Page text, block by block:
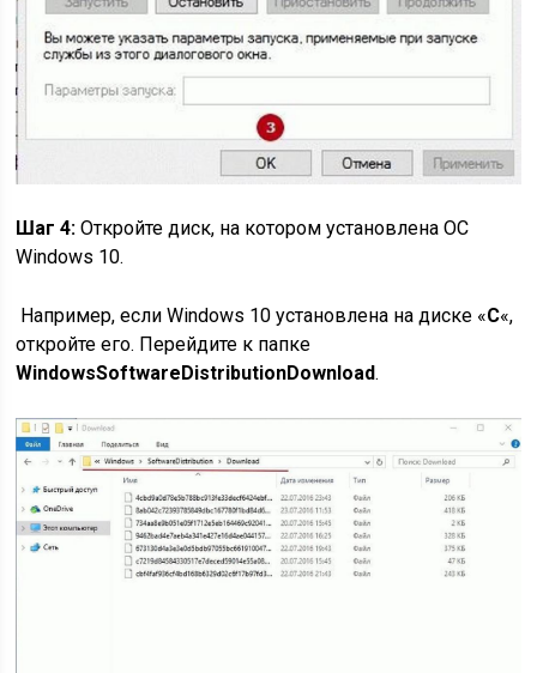
Шаг 4: Откройте диск, на котором установлена ​​ОС
Windows 10.
Например, если Windows 10 установлена ​​на диске «C«,
откройте его. Перейдите к папке
WindowsSoftwareDistributionDownload.